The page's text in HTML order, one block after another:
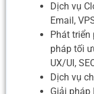
Dịch vụ
Email,
Phát triển
pháp tối
UX/UI,
Dịch vụ
Giải pháp